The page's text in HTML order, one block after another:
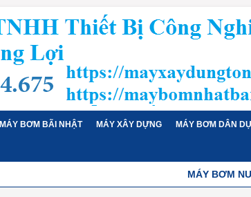
MÁY BƠM BÃI NHẬT MÁY XÂY DỰNG MÁY BƠM DÂN
MÁY BƠM